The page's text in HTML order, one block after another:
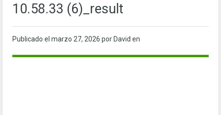
10.58.33 (6)_result
Publicado el marzo 27, 2026 por David en